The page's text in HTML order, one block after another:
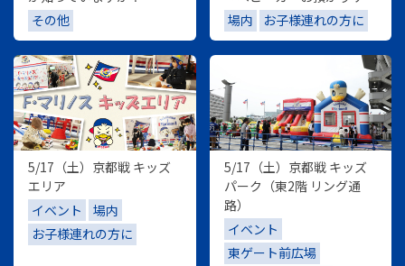
その他
ビス」「おむつ替えシー
ト」
場内 お子様連れの方に
5/17（土）京都戦 キッズ
エリア
イベント
場内
お子様連れの方に
5/17（土）京都戦 キッズ
パーク（東2階 リング通
路）
イベント
東ゲート前広場